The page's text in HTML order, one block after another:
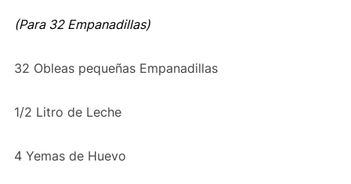
(Para 32 Empanadillas)
32 Obleas pequeñas Empanadillas
1/2 Litro de Leche
4 Yemas de Huevo